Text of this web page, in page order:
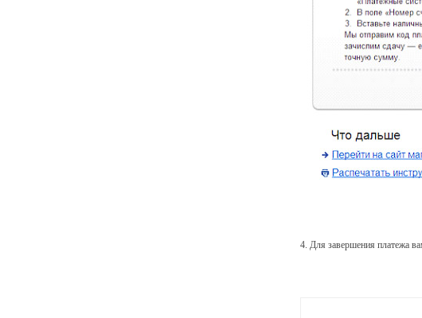
4. Для завершения платежа